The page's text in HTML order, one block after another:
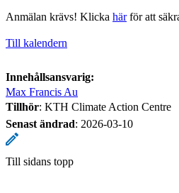
Anmälan krävs! Klicka härför att
Till kalendern
Innehållsansvarig:
Max Francis Au
Tillhör: KTH Climate Action Centre
Senast ändrad: 2026-03-10
Till sidans topp